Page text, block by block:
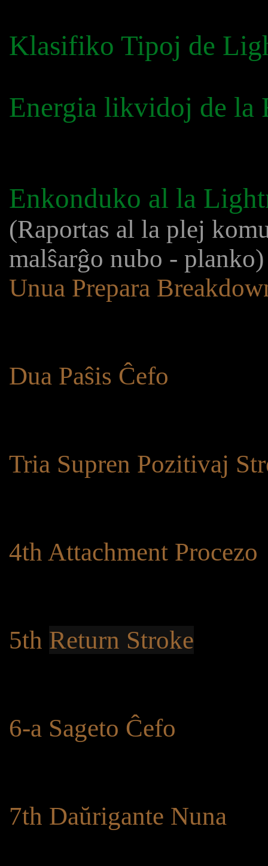
Klasifiko Tipoj de
Energia likvidoj de la
Enkonduko al la
(Raportas al la plej
malŝarĝo nubo - planko)
Unua Prepara
Dua Paŝis Ĉefo
Tria Supren Pozitivaj
4th Attachment Procezo
5th Return Stroke
6-a Sageto Ĉefo
7th Daŭrigante Nuna